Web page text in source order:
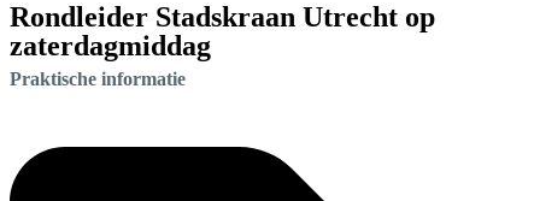
Rondleider Stadskraan Utrecht op
zaterdagmiddag
Praktische informatie